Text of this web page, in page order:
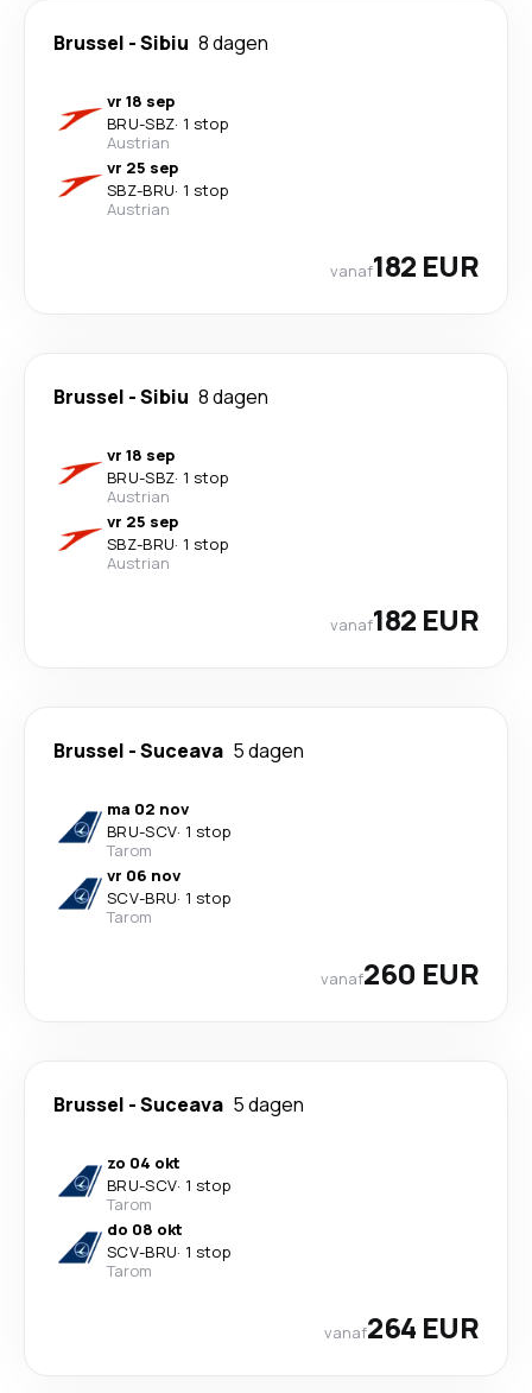
Brussel -Sibiu 8 dagen
vr 18 sep
BRU-SBZ· 1 stop
Austrian
vr 25 sep
SBZ-BRU· 1 stop
Austrian
vanaf182 EUR
Brussel -Sibiu 8 dagen
vr 18 sep
BRU-SBZ· 1 stop
Austrian
vr 25 sep
SBZ-BRU· 1 stop
Austrian
vanaf182 EUR
Brussel -Suceava 5 dagen
ma 02 nov
BRU-SCV· 1 stop
Tarom
vr 06 nov
SCV-BRU· 1 stop
Tarom
vanaf260 EUR
Brussel -Suceava 5 dagen
zo 04 okt
BRU-SCV· 1 stop
Tarom
do 08 okt
SCV-BRU· 1 stop
Tarom
vanaf264 EUR